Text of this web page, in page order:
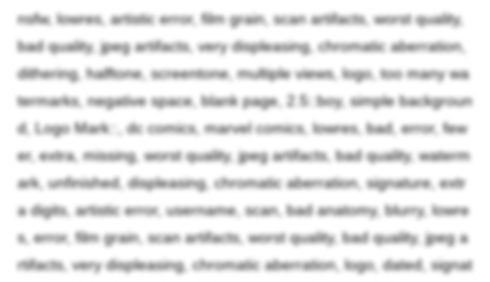
nsfw, lowres, artistic error, film grain, scan artifacts, worst quality,
bad quality, jpeg artifacts, very displeasing, chromatic aberration,
dithering, halftone, screentone, multiple views, logo, too many wa
termarks, negative space, blank page, 2.5::boy, simple backgroun
d, Logo Mark::, dc comics, marvel comics, lowres, bad, error, few
er, extra, missing, worst quality, jpeg artifacts, bad quality, waterm
ark, unfinished, displeasing, chromatic aberration, signature, extr
a digits, artistic error, username, scan, bad anatomy, blurry, lowre
s, error, film grain, scan artifacts, worst quality, bad quality, jpeg a
rtifacts, very displeasing, chromatic aberration, logo, dated, signat